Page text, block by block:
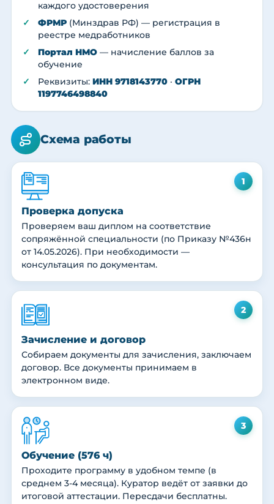
каждого удостоверения
ФРМР (Минздрав РФ) — регистрация в
реестре медработников
Портал НМО — начисление баллов за
обучение
Реквизиты: ИНН 9718143770 · ОГРН
1197746498840
Схема работы
1
Проверка допуска
Проверяем ваш диплом на соответствие
сопряжённой специальности (по Приказу №436н
от 14.05.2026). При необходимости —
консультация по документам.
2
Зачисление и договор
Собираем документы для зачисления, заключаем
договор. Все документы принимаем в
электронном виде.
3
Обучение (576 ч)
Проходите программу в удобном темпе (в
среднем 3-4 месяца). Куратор ведёт от заявки до
итоговой аттестации. Пересдачи бесплатны.